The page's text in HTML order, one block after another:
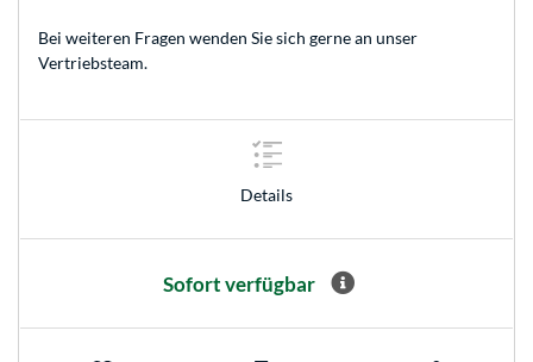
Bei weiteren Fragen wenden Sie sich gerne an unser
Vertriebsteam.
Details
Sofort verfügbar